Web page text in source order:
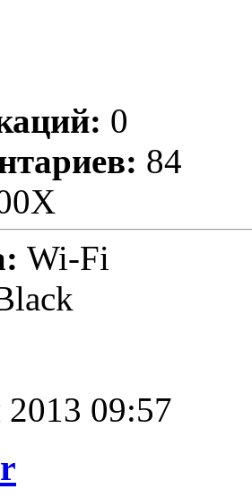
0
84
Wi-Fi
2013 09:57